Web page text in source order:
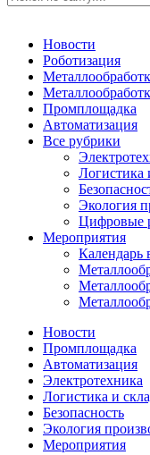
Новости
Роботизация
Промплощадка
Автоматизация
Все рубрики
Логистика
Экология
Цифровые
Мероприятия
Календарь
Новости
Промплощадка
Автоматизация
Электротехника
Логистика и
Безопасность
Экология
Мероприятия